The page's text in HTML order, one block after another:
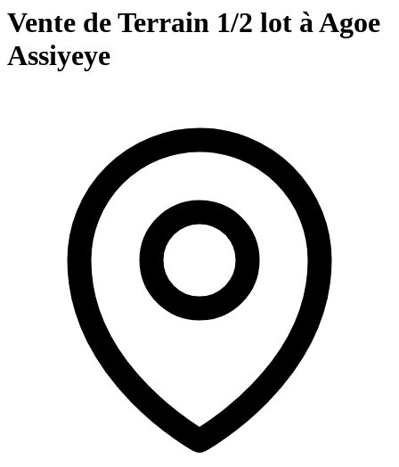
Vente de Terrain 1/2 lot à Agoe
Assiyeye